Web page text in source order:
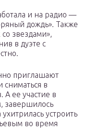
и на радио —
дождь». Также
звездами»,
в дуэте с
приглашают
сниматься в
А ее участие в
завершилось
устроить
во время